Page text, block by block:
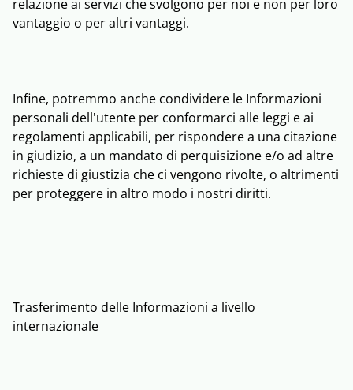
relazione ai servizi che svolgono per noi e non per loro
vantaggio o per altri vantaggi.
Infine, potremmo anche condividere le Informazioni
personali dell'utente per conformarci alle leggi e ai
regolamenti applicabili, per rispondere a una citazione
in giudizio, a un mandato di perquisizione e/o ad altre
richieste di giustizia che ci vengono rivolte, o altrimenti
per proteggere in altro modo i nostri diritti.
Trasferimento delle Informazioni a livello
internazionale